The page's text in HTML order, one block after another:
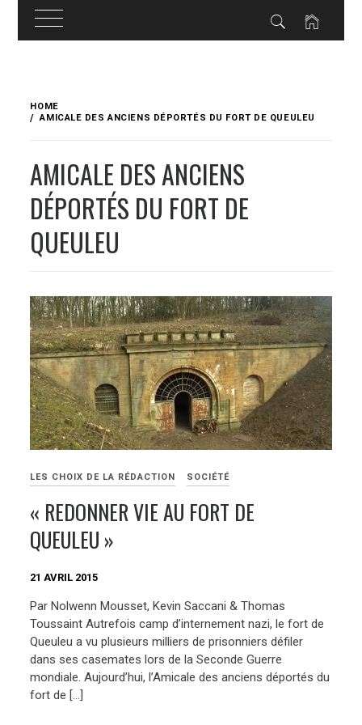
content
HOME
AMICALE DES ANCIENS DÉPORTÉS DU FORT DE QUEULEU
AMICALE DES ANCIENS
DÉPORTÉS DU FORT DE
QUEULEU
LES CHOIX DE LA RÉDACTION SOCIÉTÉ
« REDONNER VIE AU FORT DE
QUEULEU »
21 AVRIL 2015
Par Nolwenn Mousset, Kevin Saccani & Thomas
Toussaint Autrefois camp d’internement nazi, le fort de
Queuleu a vu plusieurs milliers de prisonniers défiler
dans ses casemates lors de la Seconde Guerre
mondiale. Aujourd’hui, l’Amicale des anciens déportés du
fort de […]